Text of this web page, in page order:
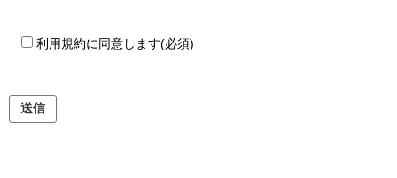
利用規約に同意します(必須)